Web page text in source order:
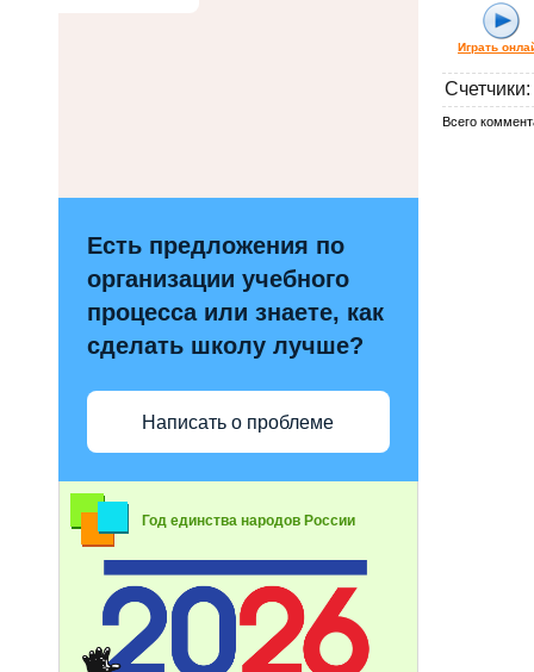
Есть предложения по
организации учебного
процесса или знаете, как
сделать школу лучше?
Написать о проблеме
Год единства народов России
Играть
Счетчики:
Всего